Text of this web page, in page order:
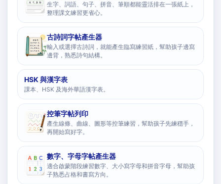
生字、詞語、句子、拼音、筆順都能靈活排在一張紙上，
整理課文練習更省心。
古詩詞字帖產生器
輸入或選擇古詩詞，就能產生臨寫練習紙，幫助孩子邊寫
邊背，熟悉詩句結構。
HSK 與漢字表
課本、HSK 及海外華語漢字表。
控筆字帖列印
產生線條、曲線、圖形等控筆練習，幫助孩子先練穩手，
再開始寫好字。
數字、字母字帖產生器
適合啟蒙階段練習數字、大小寫字母和拼音字母，幫助孩
子熟悉占格和書寫方向。